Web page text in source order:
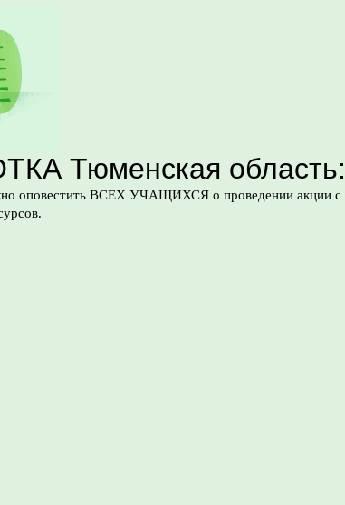
Тюменская область:
оповестить ВСЕХ УЧАЩИХСЯ о проведении акции с